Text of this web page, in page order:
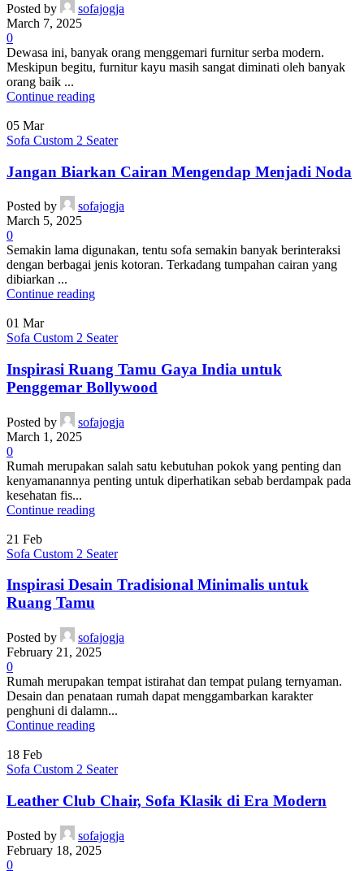
Posted by
sofajogja
March 7, 2025
0
Dewasa ini, banyak orang menggemari furnitur serba modern.
Meskipun begitu, furnitur kayu masih sangat diminati oleh banyak
orang baik ...
Continue reading
05 Mar
Sofa Custom 2 Seater
Jangan Biarkan Cairan Mengendap Menjadi Noda
Posted by
sofajogja
March 5, 2025
0
Semakin lama digunakan, tentu sofa semakin banyak berinteraksi
dengan berbagai jenis kotoran. Terkadang tumpahan cairan yang
dibiarkan ...
Continue reading
01 Mar
Sofa Custom 2 Seater
Inspirasi Ruang Tamu Gaya India untuk
Penggemar Bollywood
Posted by
sofajogja
March 1, 2025
0
Rumah merupakan salah satu kebutuhan pokok yang penting dan
kenyamanannya penting untuk diperhatikan sebab berdampak pada
kesehatan fis...
Continue reading
21 Feb
Sofa Custom 2 Seater
Inspirasi Desain Tradisional Minimalis untuk
Ruang Tamu
Posted by
sofajogja
February 21, 2025
0
Rumah merupakan tempat istirahat dan tempat pulang ternyaman.
Desain dan penataan rumah dapat menggambarkan karakter
penghuni di dalamn...
Continue reading
18 Feb
Sofa Custom 2 Seater
Leather Club Chair, Sofa Klasik di Era Modern
Posted by
sofajogja
February 18, 2025
0